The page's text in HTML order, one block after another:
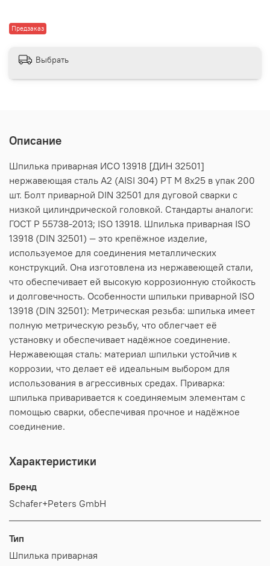
Предзаказ
Выбрать
Описание
Шпилька приварная ИСО 13918 [ДИН 32501]
нержавеющая сталь А2 (AISI 304) PT M 8х25 в упак 200
шт. Болт приварной DIN 32501 для дуговой сварки с
низкой цилиндрической головкой. Стандарты аналоги:
ГОСТ Р 55738-2013; ISO 13918. Шпилька приварная ISO
13918 (DIN 32501) — это крепёжное изделие,
используемое для соединения металлических
конструкций. Она изготовлена из нержавеющей стали,
что обеспечивает ей высокую коррозионную стойкость
и долговечность. Особенности шпильки приварной ISO
13918 (DIN 32501): Метрическая резьба: шпилька имеет
полную метрическую резьбу, что облегчает её
установку и обеспечивает надёжное соединение.
Нержавеющая сталь: материал шпильки устойчив к
коррозии, что делает её идеальным выбором для
использования в агрессивных средах. Приварка:
шпилька приваривается к соединяемым элементам с
помощью сварки, обеспечивая прочное и надёжное
соединение.
Характеристики
Бренд
Schafer+Peters GmbH
Тип
Шпилька приварная